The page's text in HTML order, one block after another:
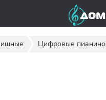
Цифровые пианино